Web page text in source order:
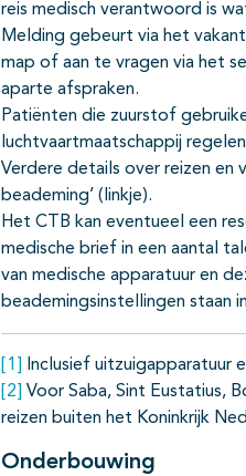
reis medisch verantwoord is
Melding gebeurt via het
map of aan te vragen via het
aparte afspraken.
Patiënten die zuurstof
luchtvaartmaatschappij
Verdere details over reizen en
beademing’ (linkje).
Het CTB kan eventueel een
medische brief in een aantal
van medische apparatuur en
beademingsinstellingen staan
[1]
Inclusief uitzuigapparatuur
[2]
Voor Saba, Sint Eustatius,
reizen buiten het Koninkrijk
Onderbouwing